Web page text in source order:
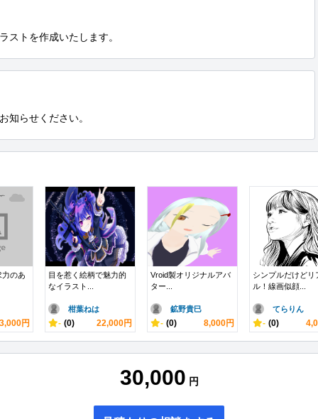
ストを作成いたします。
知らせください。
力のあ
3,000円
目を惹く絵柄で魅力的
なイラスト...
柑葉ねは
- (0) 22,000円
Vroid製オリジナルアバ
ター...
鉱野貴巳
- (0) 8,000円
シンプルだけどリ
ル！線画似顔...
てらりん
- (0)
30,000 円